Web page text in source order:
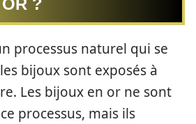
?
processus naturel qui se
bijoux sont exposés à
Les bijoux en or ne sont
processus, mais ils